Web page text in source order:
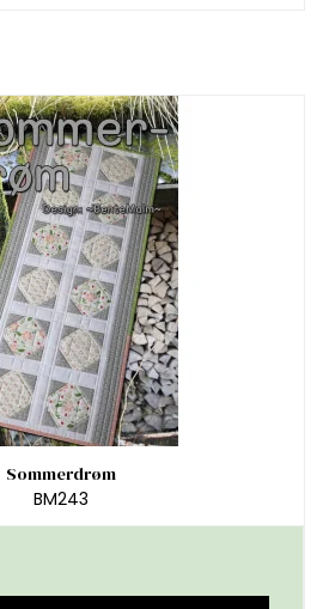
Sommerdrøm
BM243